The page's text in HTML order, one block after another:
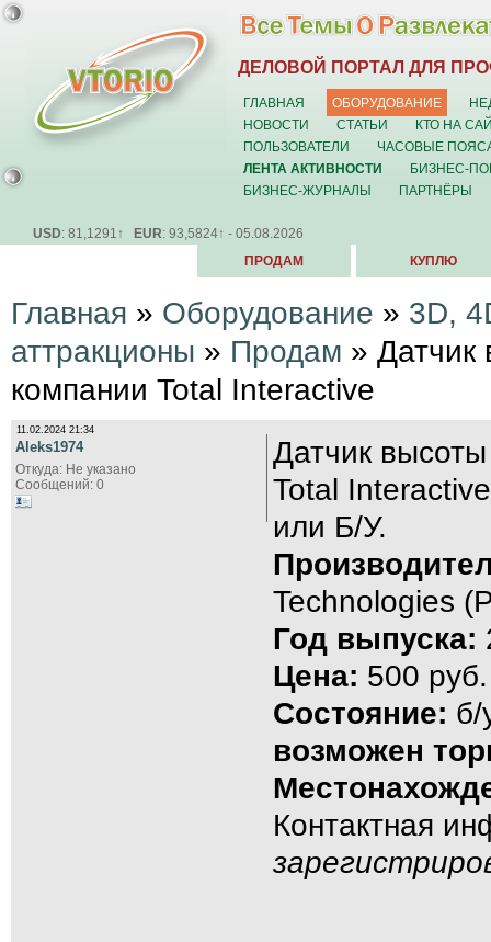
ДЕЛОВОЙ ПОРТАЛ ДЛЯ
ГЛАВНАЯ ОБОРУДОВАНИЕ
НОВОСТИ
СТАТЬИ
КТО НА
ПОЛЬЗОВАТЕЛИ
ЧАСОВЫЕ
ЛЕНТА АКТИВНОСТИ
БИЗНЕС-
БИЗНЕС-ЖУРНАЛЫ
ПАРТНЁРЫ
USD: 81,1291↑ EUR: 93,5824↑ - 05.08.2026
ПРОДАМ КУПЛЮ
Главная » Оборудование » 3D,
аттракционы » Продам » Датчик
компании Total Interactive
11.02.2024 21:34
Aleks1974
Откуда: Не указано
Сообщений: 0
Датчик
Total
или Б/У.
Technologies
Год выпуска:
Цена: 500 руб.
Состояние: б/
возможен
Контактная